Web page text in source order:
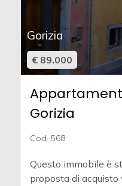
Gorizia
€ 89.000
Gorizia
Cod. 568
Questo immobile è
proposta di